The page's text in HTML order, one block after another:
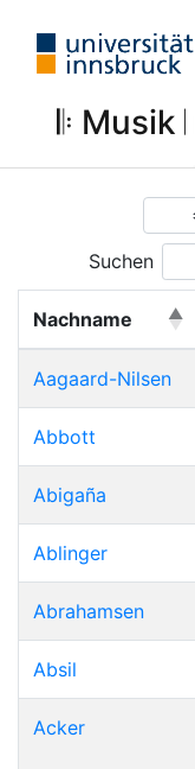
𝄆 Musik 𝄀
Suchen
Nachname
Aagaard-Nilsen
Abbott
Abigaña
Ablinger
Abrahamsen
Absil
Acker